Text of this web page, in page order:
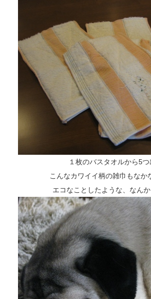
１枚のバスタオルから5つ
こんなカワイイ柄の雑巾もなか
エコなことしたような、なん